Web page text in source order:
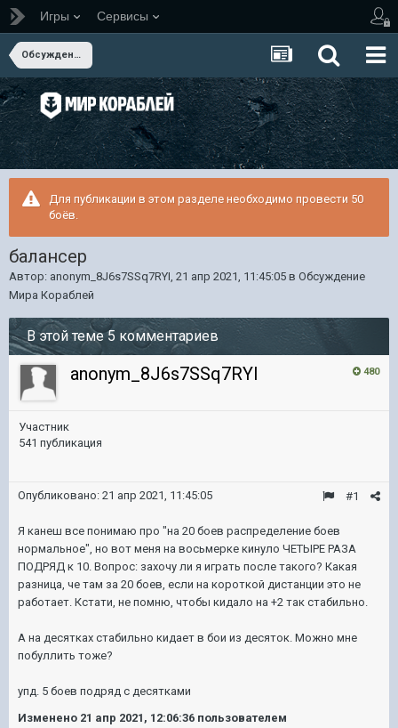
Игры Сервисы
Обсуждение Мира Кораблей
Для публикации в этом разделе необходимо провести 50
боёв.
балансер
Автор: anonym_8J6s7SSq7RYI, 21 апр 2021, 11:45:05 в Обсуждение
Мира Кораблей
В этой теме 5 комментариев
480
anonym_8J6s7SSq7RYI
Участник
541 публикация
#1
Опубликовано: 21 апр 2021, 11:45:05
Я канеш все понимаю про "на 20 боев распределение боев
нормальное", но вот меня на восьмерке кинуло ЧЕТЫРЕ РАЗА
ПОДРЯД к 10. Вопрос: захочу ли я играть после такого? Какая
разница, че там за 20 боев, если на короткой дистанции это не
работает. Кстати, не помню, чтобы кидало на +2 так стабильно.
А на десятках стабильно кидает в бои из десяток. Можно мне
побуллить тоже?
упд. 5 боев подряд с десятками
Изменено 21 апр 2021, 12:06:36 пользователем